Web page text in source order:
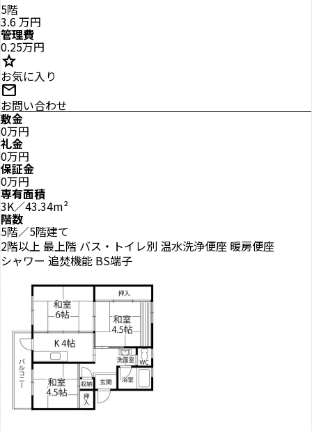
5階
3.6万円
管理費
0.25万円
star
お気に入り
mail
お問い合わせ
敷金
0万円
礼金
0万円
保証金
0万円
専有面積
3K／43.34m²
階数
5階／5階建て
2階以上 最上階 バス・トイレ別 温水洗浄便座 暖房便座
シャワー 追焚機能 BS端子